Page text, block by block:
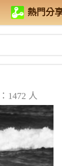
熱門分
1472 人